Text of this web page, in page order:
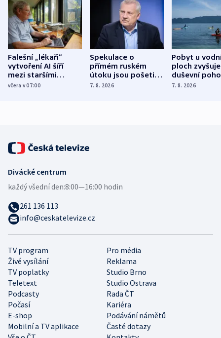
Falešní „lékaři“
vytvoření AI šíří
mezi staršími
Poláky nebezpečné
včera v 07:00
Spekulace o
přímém ruském
útoku jsou pošetilé,
míní estonský
7. 8. 2026
Pobyt u
ploch zvyšuje
duševní
ukázala
7. 8. 2026
TV program
Pro média
Živé vysílání
Reklama
TV poplatky
Studio Brno
Teletext
Studio Ostrava
Podcasty
Rada ČT
Počasí
Kariéra
E-shop
Podávání námětů
Mobilní a TV aplikace
Časté dotazy
Divácké centrum
každý všední den:8:00—16:00 hodin
261 136 113
info@ceskatelevize.cz